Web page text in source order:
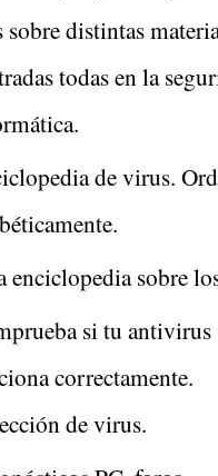
sobre distintas
todas en la
de virus.
enciclopedia sobre
si tu antivirus
correctamente.
de virus.